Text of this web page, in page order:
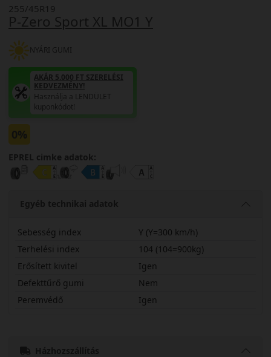
P-Zero Sport XL MO1 Y
255/45R19
NYÁRI GUMI
AKÁR 5.000 FT SZERELÉSI
KEDVEZMÉNY!
Használja a LENDÜLET
kuponkódot!
0%
EPREL cimke adatok:
Egyéb technikai adatok
Sebesség index
Y (Y=300 km/h)
Terhelési index
104 (104=900kg)
Erősített kivitel
Igen
Defekttűrő gumi
Nem
Peremvédő
Igen
Házhozszállítás